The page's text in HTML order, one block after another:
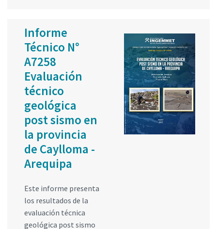
Informe
Técnico N°
A7258
Evaluación
técnico
geológica
post sismo en
la provincia
de Caylloma -
Arequipa
Este informe presenta
los resultados de la
evaluación técnica
geológica post sismo